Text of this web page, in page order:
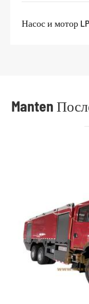
Насос и мотор
Manten